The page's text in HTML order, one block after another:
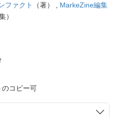
ファクト （著） , MarkeZine編集
）
のコピー可